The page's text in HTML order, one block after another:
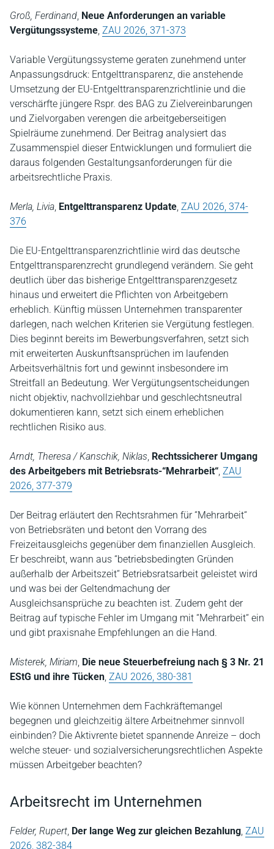
Groß, Ferdinand, Neue Anforderungen an variable
Vergütungssysteme, ZAU 2026, 371-373
Variable Vergütungssysteme geraten zunehmend unter
Anpassungsdruck: Entgelttransparenz, die anstehende
Umsetzung der EU-Entgelttransparenzrichtlinie und die
verschärfte jüngere Rspr. des BAG zu Zielvereinbarungen
und Zielvorgaben verengen die arbeitgeberseitigen
Spielräume zunehmend. Der Beitrag analysiert das
Zusammenspiel dieser Entwicklungen und formuliert die
daraus folgenden Gestaltungsanforderungen für die
arbeitsrechtliche Praxis.
Merla, Livia, Entgelttransparenz Update, ZAU 2026, 374-
376
Die EU-Entgelttransparenzrichtlinie wird das deutsche
Entgelttransparenzrecht grundlegend verändern. Sie geht
deutlich über das bisherige Entgelttransparenzgesetz
hinaus und erweitert die Pflichten von Arbeitgebern
erheblich. Künftig müssen Unternehmen transparenter
darlegen, nach welchen Kriterien sie Vergütung festlegen.
Dies beginnt bereits im Bewerbungsverfahren, setzt sich
mit erweiterten Auskunftsansprüchen im laufenden
Arbeitsverhältnis fort und gewinnt insbesondere im
Streitfall an Bedeutung. Wer Vergütungsentscheidungen
nicht objektiv, nachvollziehbar und geschlechtsneutral
dokumentieren kann, setzt sich einem erheblichen
rechtlichen Risiko aus.
Arndt, Theresa / Kanschik, Niklas, Rechtssicherer Umgang
des Arbeitgebers mit Betriebsrats-“Mehrarbeit“, ZAU
2026, 377-379
Der Beitrag erläutert den Rechtsrahmen für “Mehrarbeit“
von Betriebsräten und betont den Vorrang des
Freizeitausgleichs gegenüber dem finanziellen Ausgleich.
Er beschreibt, wann aus “betriebsbedingten Gründen
außerhalb der Arbeitszeit“ Betriebsratsarbeit geleistet wird
und was bei der Geltendmachung der
Ausgleichsansprüche zu beachten ist. Zudem geht der
Beitrag auf typische Fehler im Umgang mit “Mehrarbeit“ ein
und gibt praxisnahe Empfehlungen an die Hand.
Misterek, Miriam, Die neue Steuerbefreiung nach § 3 Nr. 21
EStG und ihre Tücken, ZAU 2026, 380-381
Wie können Unternehmen dem Fachkräftemangel
begegnen und gleichzeitig ältere Arbeitnehmer sinnvoll
einbinden? Die Aktivrente bietet spannende Anreize – doch
welche steuer- und sozialversicherungsrechtlichen Aspekte
müssen Arbeitgeber beachten?
Arbeitsrecht im Unternehmen
Felder, Rupert, Der lange Weg zur gleichen Bezahlung, ZAU
2026, 382-384